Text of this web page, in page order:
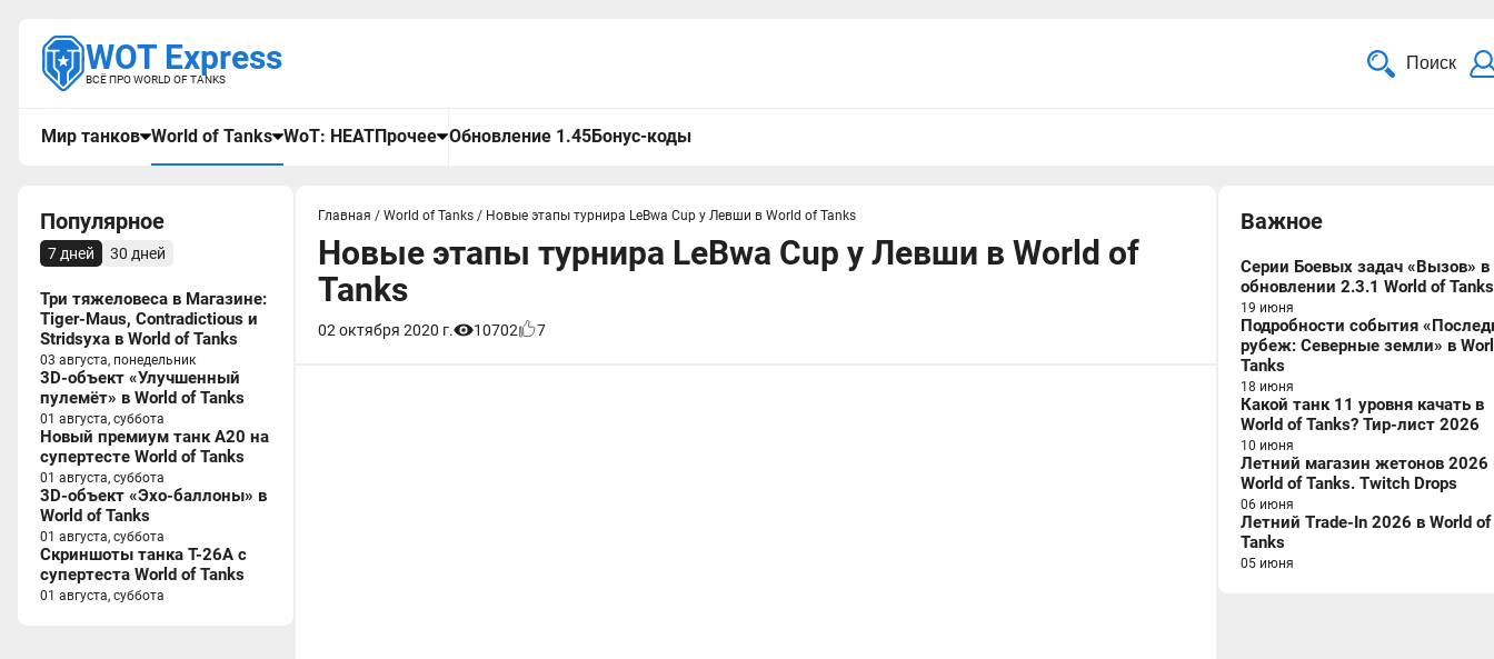
WOT Express
ВСЁ ПРО WORLD OF TANKS
Поиск
Мир танков World of Tanks WoT: HEATПрочее Обновление 1.45Бонус-коды
Популярное
7 дней 30 дней
Три тяжеловеса в Магазине:
Tiger-Maus, Contradictious и
Stridsyxa в World of Tanks
03 августа, понедельник
3D-объект «Улучшенный
пулемёт» в World of Tanks
01 августа, суббота
Новый премиум танк A20 на
супертесте World of Tanks
01 августа, суббота
3D-объект «Эхо-баллоны» в
World of Tanks
01 августа, суббота
Скриншоты танка T-26A с
супертеста World of Tanks
01 августа, суббота
Главная / World of Tanks / Новые этапы турнира LeBwa Cup у Левши в World of Tanks
Новые этапы турнира LeBwa Cup у Левши в World of
Tanks
02 октября 2020 г. 10702 7
Важное
Серии Боевых задач «Вызов» в
обновлении 2.3.1 World of Tanks
19 июня
Подробности события
рубеж: Северные земли» в
Tanks
18 июня
Какой танк 11 уровня качать в
World of Tanks? Тир-лист 2026
10 июня
Летний магазин жетонов 2026
World of Tanks. Twitch Drops
06 июня
Летний Trade-In 2026 в World of
Tanks
05 июня